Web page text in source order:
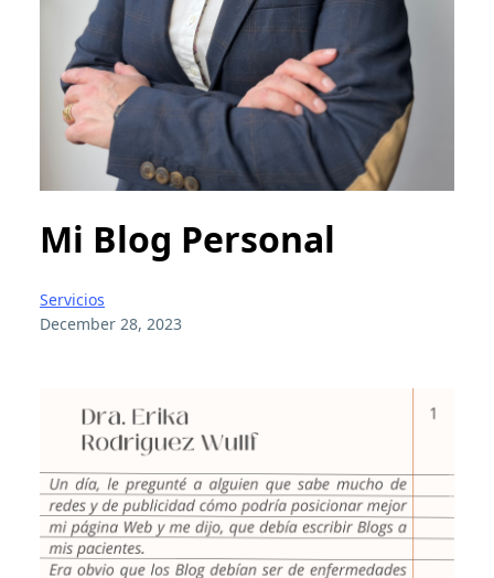
Mi Blog Personal
Servicios
December 28, 2023